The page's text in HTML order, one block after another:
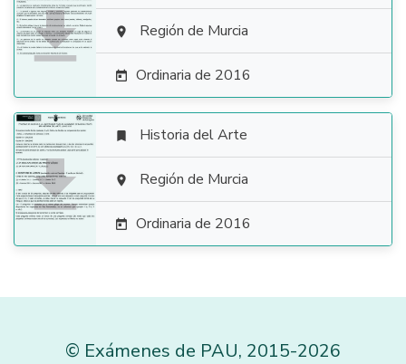
  Región de Murcia
 Ordinaria de 2016

 Historia del Arte
 Región de Murcia
 Ordinaria de 2016
© Exámenes de PAU, 2015-2026